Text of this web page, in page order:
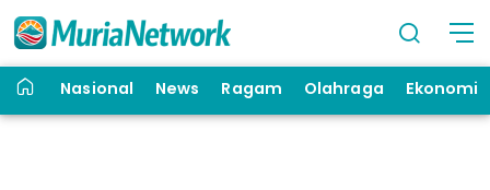
Nasional News Ragam Olahraga Ekonomi